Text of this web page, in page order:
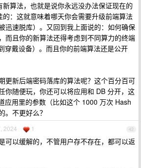
算法，也就是说你永远没办法保证现在的
的：这就意味着哪天你会需要升级前端算法
迅速脱库）。又回到我上面说的：如何确保
而且你的新算法还得考虑到不同算力的终端
穿戴设备）。而且你的前端算法还是公开
更新后端密码落库的算法呢？这个百分百可
你随便玩，你还可以将应用和 DB 分开，这
应用里的参数（比如这个 1000 万次 Hash
。不更好么？
42
2024 1
可以缓解的，不管用户存不存在，都可以返